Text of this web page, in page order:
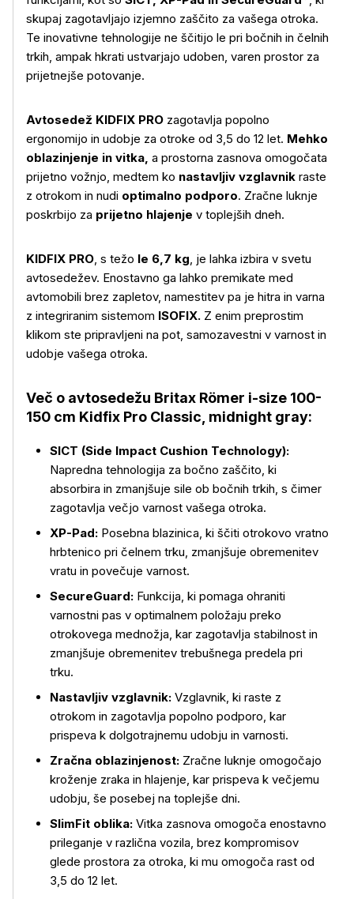
Več o izdelku
skupaj zagotavljajo izjemno zaščito za vašega otroka.
Te inovativne tehnologije ne ščitijo le pri bočnih in čelnih
trkih, ampak hkrati ustvarjajo udoben, varen prostor za
prijetnejše potovanje.
Avtosedež KIDFIX PRO zagotavlja popolno
ergonomijo in udobje za otroke od 3,5 do 12 let. Mehko
oblazinjenje in vitka, a prostorna zasnova omogočata
prijetno vožnjo, medtem ko nastavljiv vzglavnik raste
z otrokom in nudi optimalno podporo. Zračne luknje
poskrbijo za prijetno hlajenje v toplejših dneh.
KIDFIX PRO, s težo le 6,7 kg, je lahka izbira v svetu
avtosedežev. Enostavno ga lahko premikate med
avtomobili brez zapletov, namestitev pa je hitra in varna
z integriranim sistemom ISOFIX. Z enim preprostim
klikom ste pripravljeni na pot, samozavestni v varnost in
udobje vašega otroka.
Več o avtosedežu Britax Römer i-size 100-
150 cm Kidfix Pro Classic, midnight gray:
SICT (Side Impact Cushion Technology):
Napredna tehnologija za bočno zaščito, ki
absorbira in zmanjšuje sile ob bočnih trkih, s čimer
zagotavlja večjo varnost vašega otroka.
XP-Pad: Posebna blazinica, ki ščiti otrokovo vratno
hrbtenico pri čelnem trku, zmanjšuje obremenitev
vratu in povečuje varnost.
SecureGuard: Funkcija, ki pomaga ohraniti
varnostni pas v optimalnem položaju preko
otrokovega mednožja, kar zagotavlja stabilnost in
zmanjšuje obremenitev trebušnega predela pri
trku.
Nastavljiv vzglavnik: Vzglavnik, ki raste z
otrokom in zagotavlja popolno podporo, kar
prispeva k dolgotrajnemu udobju in varnosti.
Zračna oblazinjenost: Zračne luknje omogočajo
kroženje zraka in hlajenje, kar prispeva k večjemu
udobju, še posebej na toplejše dni.
SlimFit oblika: Vitka zasnova omogoča enostavno
prileganje v različna vozila, brez kompromisov
glede prostora za otroka, ki mu omogoča rast od
3,5 do 12 let.